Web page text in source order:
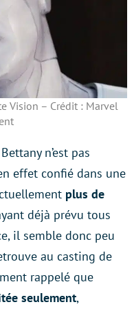
Vision – Crédit : Marvel
n’est pas
effet confié dans une
plus de
déjà prévu tous
il semble donc peu
au casting de
rappelé que
seulement,